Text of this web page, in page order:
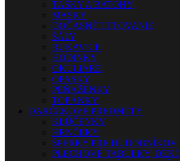
TAŠKY A BATOHY
MASKY
DOČASNÉ TETOVANIE
ŠÁLY
RUKAVICE
HODINKY
OKULIARE
OPASKY
PEŇAŽENKY
TOPÁNKY
DARČEKOVÉ PREDMETY
KĽÚČENKY
HRNČEKY
ŠPERKY PRE HUDOBNÍKOV
PLECHOVÉ TABUĽKY,